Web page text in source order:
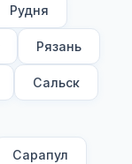
Рудня
Рязань
Сальск
Сарапул